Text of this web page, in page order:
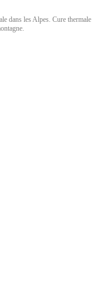
dans les Alpes. Cure thermale